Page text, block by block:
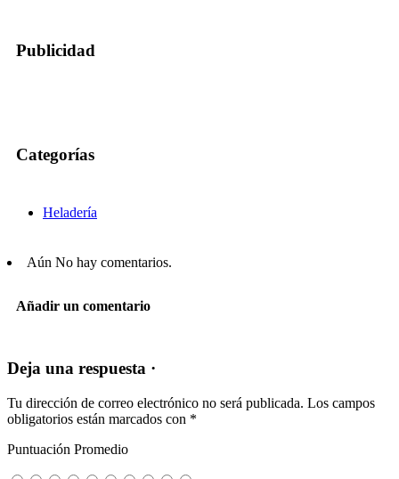
Publicidad
Categorías
Heladería
Aún No hay comentarios.
Añadir un comentario
Deja una respuesta ·
Tu dirección de correo electrónico no será publicada. Los campos
obligatorios están marcados con *
Puntuación Promedio